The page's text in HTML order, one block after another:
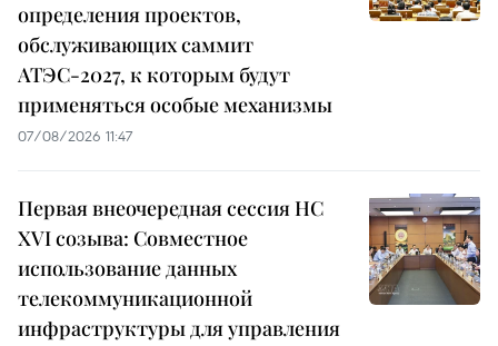
определения проектов,
обслуживающих саммит
АТЭС-2027, к которым будут
применяться особые механизмы
07/08/2026 11:47
Первая внеочередная сессия НС
XVI созыва: Совместное
использование данных
телекоммуникационной
инфраструктуры для управления